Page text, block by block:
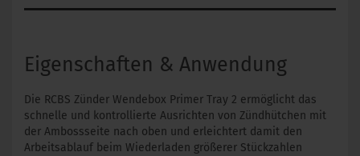
Eigenschaften & Anwendung
Die RCBS Zünder Wendebox Primer Tray 2 ermöglicht das
schnelle und kontrollierte Ausrichten von Zündhütchen mit
der Ambossseite nach oben und erleichtert damit den
Arbeitsablauf beim Wiederladen größerer Stückzahlen